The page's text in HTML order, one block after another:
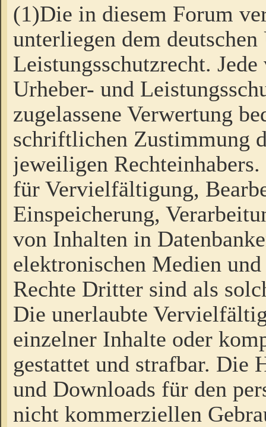
(1)Die in diesem Forum
unterliegen dem
Leistungsschutzrecht.
Urheber- und
zugelassene Verwertung
schriftlichen Zustimmung
jeweiligen
für Vervielfältigung,
Einspeicherung,
von Inhalten in
elektronischen Medien
Rechte Dritter sind als
Die unerlaubte
einzelner Inhalte oder
gestattet und strafbar. Die
und Downloads für den
nicht kommerziellen